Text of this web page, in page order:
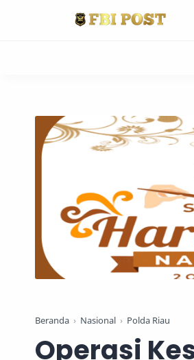
Beranda Nasional Polda Riau
Operasi